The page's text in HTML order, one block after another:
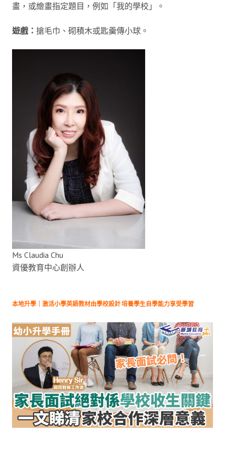
畫，或繪畫指定題目，例如「我的學校」。
遊戲： 搶毛巾、砌積木或匙羹傳小球。
Ms Claudia Chu
資優教育中心創辦人
本地升學｜激活小學英語教材由學校設計 培養學生自學能力享受學習